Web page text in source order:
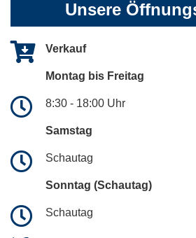
Unsere
Verkauf
Montag bis Freitag
8:30 - 18:00 Uhr
Samstag
Schautag
Sonntag (Schautag)
Schautag